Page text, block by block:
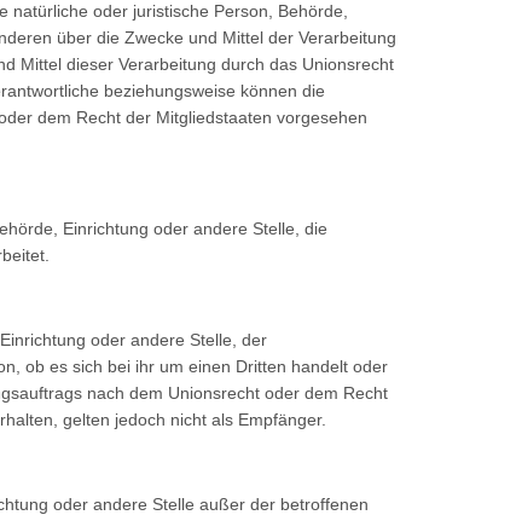
oder juristische Person, Behörde,
über die Zwecke und Mittel der Verarbeitung
Mittel dieser Verarbeitung durch das Unionsrecht
beziehungsweise können die
dem Recht der Mitgliedstaaten vorgesehen
Einrichtung oder andere Stelle, die
oder andere Stelle, der
ob es sich bei ihr um einen Dritten handelt oder
nach dem Unionsrecht oder dem Recht
gelten jedoch nicht als Empfänger.
oder andere Stelle außer der betroffenen